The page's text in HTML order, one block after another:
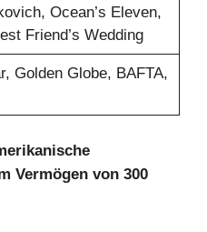
Ocean’s Eleven,
Friend’s Wedding
Golden Globe, BAFTA,
Vermögen von 300